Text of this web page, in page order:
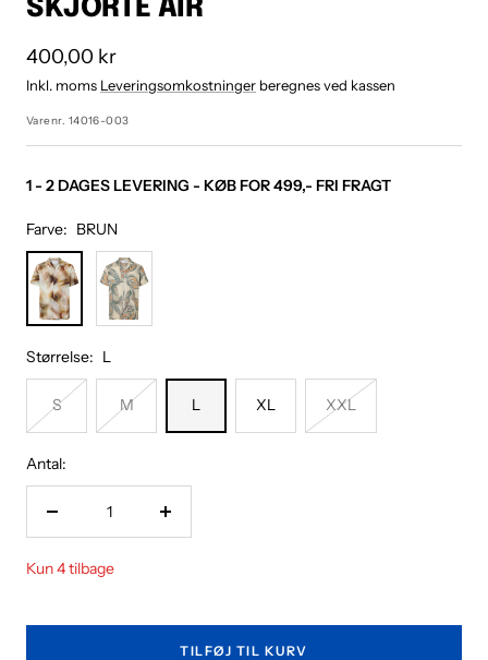
1
2
SKJORTE AIR
Udsalgspris
400,00 kr
Inkl. moms Leveringsomkostninger beregnes ved kassen
Varenr. 14016-003
1 - 2 DAGES LEVERING - KØB FOR 499,- FRI FRAGT
Farve: BRUN
BRUN
GRØN
Størrelse: L
S M L XL XXL
Antal:
Forøg
Kun 4 tilbage
TILFØJ TIL KURV